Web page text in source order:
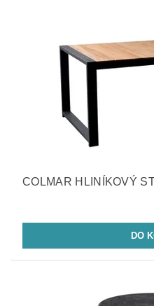
COLMAR HLINÍKOVÝ